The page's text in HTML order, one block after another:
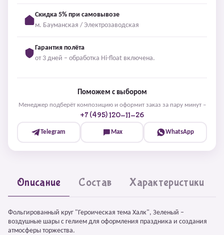
Скидка 5% при самовывозе
м. Бауманская / Электрозаводская
Гарантия полёта
от 3 дней – обработка Hi-float включена.
Поможем с выбором
Менеджер подберёт композицию и оформит заказ за пару минут –
+7 (495) 120-11-26
Telegram Max WhatsApp
Описание Состав Характеристики
Фольгированный круг "Героическая тема Халк", Зеленый –
воздушные шары с гелием для оформления праздника и создания
атмосферы торжества.